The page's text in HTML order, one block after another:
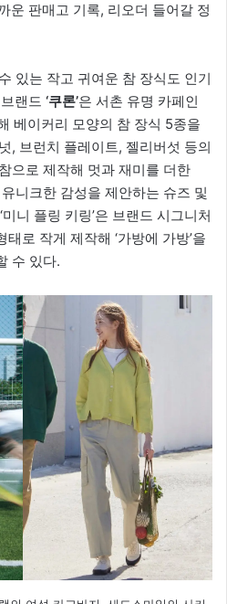
운 판매고 기록, 리오더 들어갈 정
있는 작고 귀여운 참 장식도 인기
랜드 ‘쿠론’은 서촌 유명 카페인
베이커리 모양의 참 장식 5종을
, 브런치 플레이트, 젤리버섯 등의
으로 제작해 멋과 재미를 더한
니크한 감성을 제안하는 슈즈 및
미니 플링 키링’은 브랜드 시그니처
로 작게 제작해 ‘가방에 가방’을
수 있다.